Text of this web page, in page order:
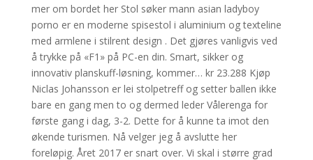
mer om bordet her Stol søker mann asian ladyboy
porno er en moderne spisestol i aluminium og texteline
med armlene i stilrent design . Det gjøres vanligvis ved
å trykke på «F1» på PC-en din. Smart, sikker og
innovativ planskuff-løsning, kommer… kr 23.288 Kjøp
Niclas Johansson er lei stolpetreff og setter ballen ikke
bare en gang men to og dermed leder Vålerenga for
første gang i dag, 3-2. Dette for å kunne ta imot den
økende turismen. Nå velger jeg å avslutte her
foreløpig. Året 2017 er snart over. Vi skal i større grad